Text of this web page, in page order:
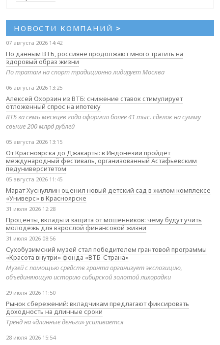
НОВОСТИ КОМПАНИЙ >
07 августа 2026 14:42
По данным ВТБ, россияне продолжают много тратить на
здоровый образ жизни
По тратам на спорт традиционно лидирует Москва
06 августа 2026 13:25
Алексей Охорзин из ВТБ: снижение ставок стимулирует
отложенный спрос на ипотеку
ВТБ за семь месяцев года оформил более 41 тыс. сделок на сумму
свыше 200 млрд рублей
05 августа 2026 13:15
От Красноярска до Джакарты: в Индонезии пройдёт
международный фестиваль, организованный Астафьевским
педуниверситетом
05 августа 2026 11:45
Марат Хуснуллин оценил новый детский сад в жилом комплексе
«Универс» в Красноярске
31 июля 2026 12:28
Проценты, вклады и защита от мошенников: чему будут учить
молодёжь для взрослой финансовой жизни
31 июля 2026 08:56
Сухобузимский музей стал победителем грантовой программы
«Красота внутри» фонда «ВТБ-Страна»
Музей с помощью средств гранта организует экспозицию,
объединяющую историю сибирской золотой лихорадки
29 июля 2026 11:50
Рынок сбережений: вкладчикам предлагают фиксировать
доходность на длинные сроки
Тренд на «длинные деньги» усиливается
28 июля 2026 15:54